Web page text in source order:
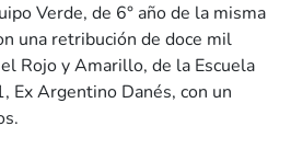
Verde, de 6° año de la misma
una retribución de doce mil
Rojo y Amarillo, de la Escuela
Ex Argentino Danés, con un